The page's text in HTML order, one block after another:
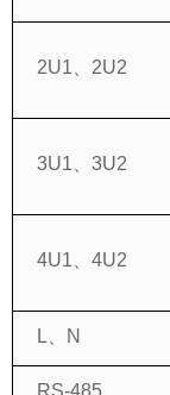
2U1、2U2
3U1、3U2
4U1、4U2
L、N
RS-485